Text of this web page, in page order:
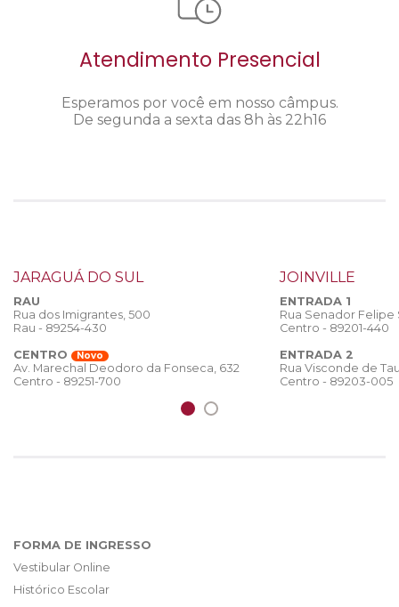
Atendimento Presencial
Esperamos por você em nosso câmpus.
De segunda a sexta das 8h às 22h16
JARAGUÁ DO SUL
RAU
Rua dos Imigrantes, 500
Rau - 89254-430
CENTRO
Novo
Av. Marechal Deodoro da Fonseca, 632
Centro - 89251-700
JOINVILLE
ENTRADA 1
Rua Senador
Centro - 89201-440
ENTRADA 2
Rua Visconde de
Centro - 89203-005
FORMA DE INGRESSO
Vestibular Online
Histórico Escolar